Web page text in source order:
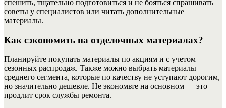
спешить, тщательно подготовиться и не бояться спрашивать
советы у специалистов или читать дополнительные
материалы.
Как сэкономить на отделочных материалах?
Планируйте покупать материалы по акциям и с учетом
сезонных распродаж. Также можно выбрать материалы
среднего сегмента, которые по качеству не уступают дорогим,
но значительно дешевле. Не экономьте на основном — это
продлит срок службы ремонта.